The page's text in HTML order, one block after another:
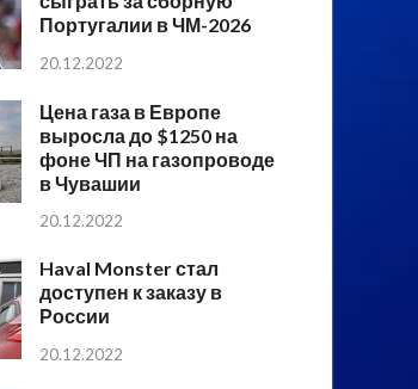
Португалии в ЧМ-2026
20.12.2022
Цена газа в Европе
выросла до $1250 на
фоне ЧП на газопроводе
в Чувашии
20.12.2022
Haval Monster стал
доступен к заказу в
России
20.12.2022